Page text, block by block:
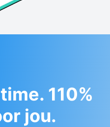
110%
jou.